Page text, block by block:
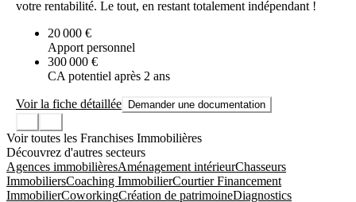
votre rentabilité. Le tout, en restant totalement indépendant !
20 000 €
Apport personnel
300 000 €
CA potentiel après 2 ans
Voir la fiche détaillée Demander une documentation
Voir toutes les Franchises Immobilières
Découvrez d'autres secteurs
Agences immobilièresAménagement intérieurChasseurs
ImmobiliersCoaching ImmobilierCourtier Financement
ImmobilierCoworkingCréation de patrimoineDiagnostics